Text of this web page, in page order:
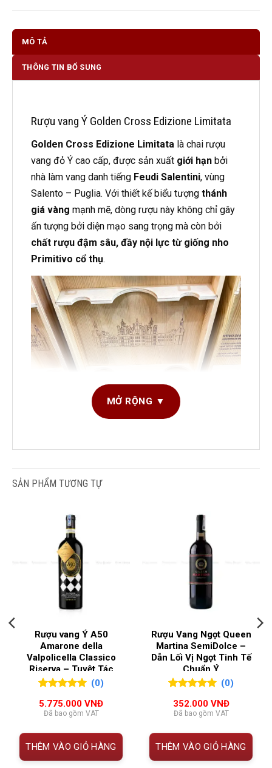
MÔ TẢ
THÔNG TIN BỔ SUNG
Rượu vang Ý Golden Cross Edizione Limitata
Golden Cross Edizione Limitata là chai rượu
vang đỏ Ý cao cấp, được sản xuất giới hạn bởi
nhà làm vang danh tiếng Feudi Salentini, vùng
Salento – Puglia. Với thiết kế biểu tượng thánh
giá vàng mạnh mẽ, dòng rượu này không chỉ gây
ấn tượng bởi diện mạo sang trọng mà còn bởi
chất rượu đậm sâu, đầy nội lực từ giống nho
Primitivo cổ thụ.
Rượu vang Ý Golden Cross Edizione Limitata
Thông tin rượu vang Ý Golden Cross Edizione
HẠNG
MỤC
CHI TIẾT
Tên sản
phẩm
Golden Cross Edizione Limitata
Xuất xứ Puglia – Ý
MỞ RỘNG ▼
GIỐNG NHO SẢN
LOẠI RƯỢU Vang cao độ
NỒNG ĐỘ
QUỐC GIA SẢN XUẤT
VÙNG LÀM RƯỢU Puglia
THƯƠNG HIỆU SẢN
PHẨM
Feudi Salentini
SẢN PHẨM TƯƠNG TỰ
Rượu vang Ý A50
Amarone della
Valpolicella Classico
Riserva – Tuyệt Tác
Vang Ý Thượng Hạng Từ
đánh giá
(0)
5.775.000 VNĐ
Đã bao gồm VAT
THÊM VÀO GIỎ HÀNG
Rượu Vang Ngọt Queen
Martina SemiDolce –
Dẫn Lối Vị Ngọt Tinh Tế
Chuẩn Ý
đánh giá
(0)
352.000 VNĐ
Đã bao gồm VAT
THÊM VÀO GIỎ HÀNG
VNĐ.